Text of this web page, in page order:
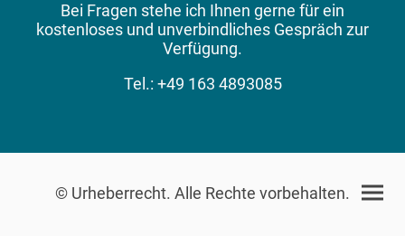
Bei Fragen stehe ich Ihnen gerne für ein
kostenloses und unverbindliches Gespräch zur
Verfügung.
Tel.: +49 163 4893085
© Urheberrecht. Alle Rechte vorbehalten.